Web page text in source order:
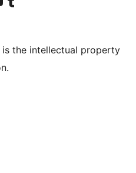
is the intellectual property